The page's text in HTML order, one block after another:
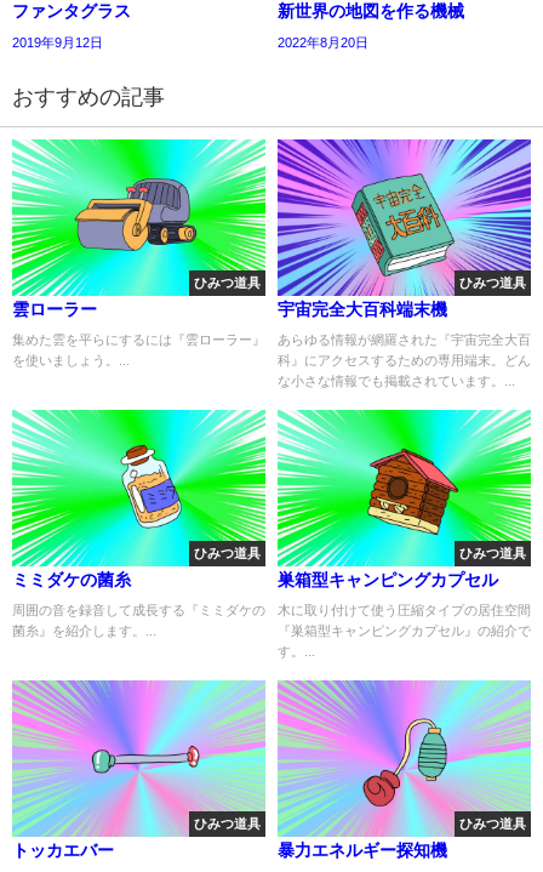
ファンタグラス
2019年9月12日
新世界の地図を作る機械
2022年8月20日
おすすめの記事
ひみつ道具
雲ローラー
集めた雲を平らにするには『雲ローラー』
を使いましょう。...
ひみつ道具
宇宙完全大百科端末機
あらゆる情報が網羅された『宇宙完全大百
科』にアクセスするための専用端末。どん
な小さな情報でも掲載されています。...
ひみつ道具
ミミダケの菌糸
周囲の音を録音して成長する『ミミダケの
菌糸』を紹介します。...
ひみつ道具
巣箱型キャンピングカプセル
木に取り付けて使う圧縮タイプの居住空間
『巣箱型キャンピングカプセル』の紹介で
す。...
ひみつ道具
トッカエバー
ひみつ道具
暴力エネルギー探知機